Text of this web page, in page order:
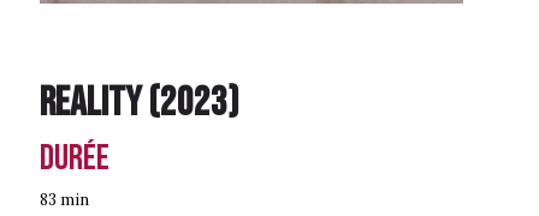
Reality(2023)
Durée
83 min